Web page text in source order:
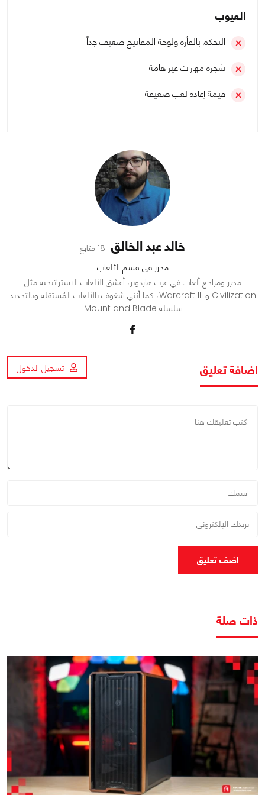
العيوب
التحكم بالفأرة ولوحة المفاتيح ضعيف جداً
شجرة مهارات غير هامة
قيمة إعادة لعب ضعيفة
خالد عبد الخالق 18 متابع
محرر في قسم الألعاب
محرر ومراجع ألعاب في عرب هاردوير، أعشق الألعاب الاستراتيجية مثل
Civilization و Warcraft III، كما أنني شغوف بالألعاب المُستقلة وبالتحديد
سلسلة Mount and Blade.
اضافة تعليق تسجيل الدخول
اضف تعليق
ذات صلة